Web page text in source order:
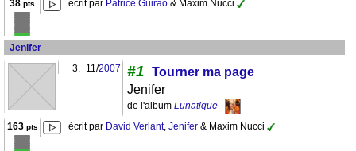
38 pts écrit par Patrice Guirao & Maxim Nucci
Jenifer
3. 11/2007 #1 Tourner ma page
Jenifer
de l'album Lunatique
163pts écrit par David Verlant, Jenifer & Maxim Nucci